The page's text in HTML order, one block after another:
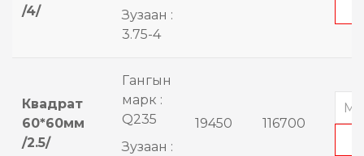
/4/
Зузаан :
3.75-4
Квадрат
60*60мм
/2.5/
Гангын
марк :
Q235
Зузаан :
19450 116700